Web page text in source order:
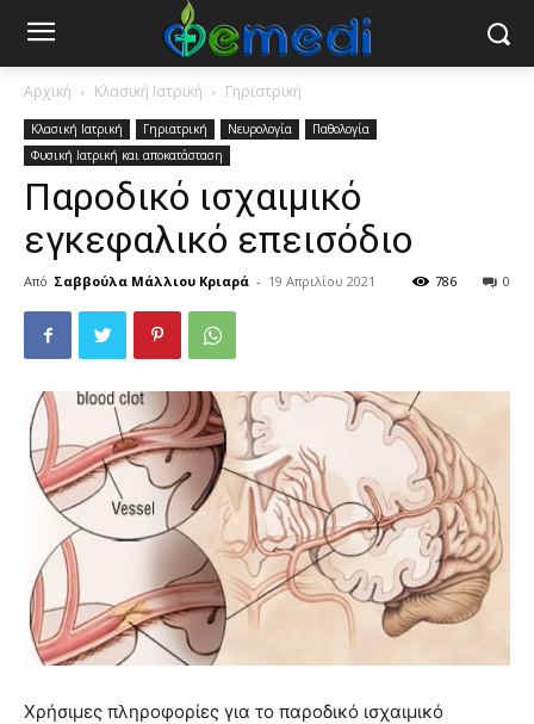
Αρχική Κλασική Ιατρική Γηριατρική
Κλασική Ιατρική Γηριατρική Νευρολογία
Παθολογία
Φυσική Ιατρική και αποκατάσταση
Παροδικό ισχαιμικό
εγκεφαλικό επεισόδιο
Από Σαββούλα Μάλλιου Κριαρά - 19 Απριλίου 2021 0
786
Χρήσιμες πληροφορίες για το παροδικό ισχαιμικό